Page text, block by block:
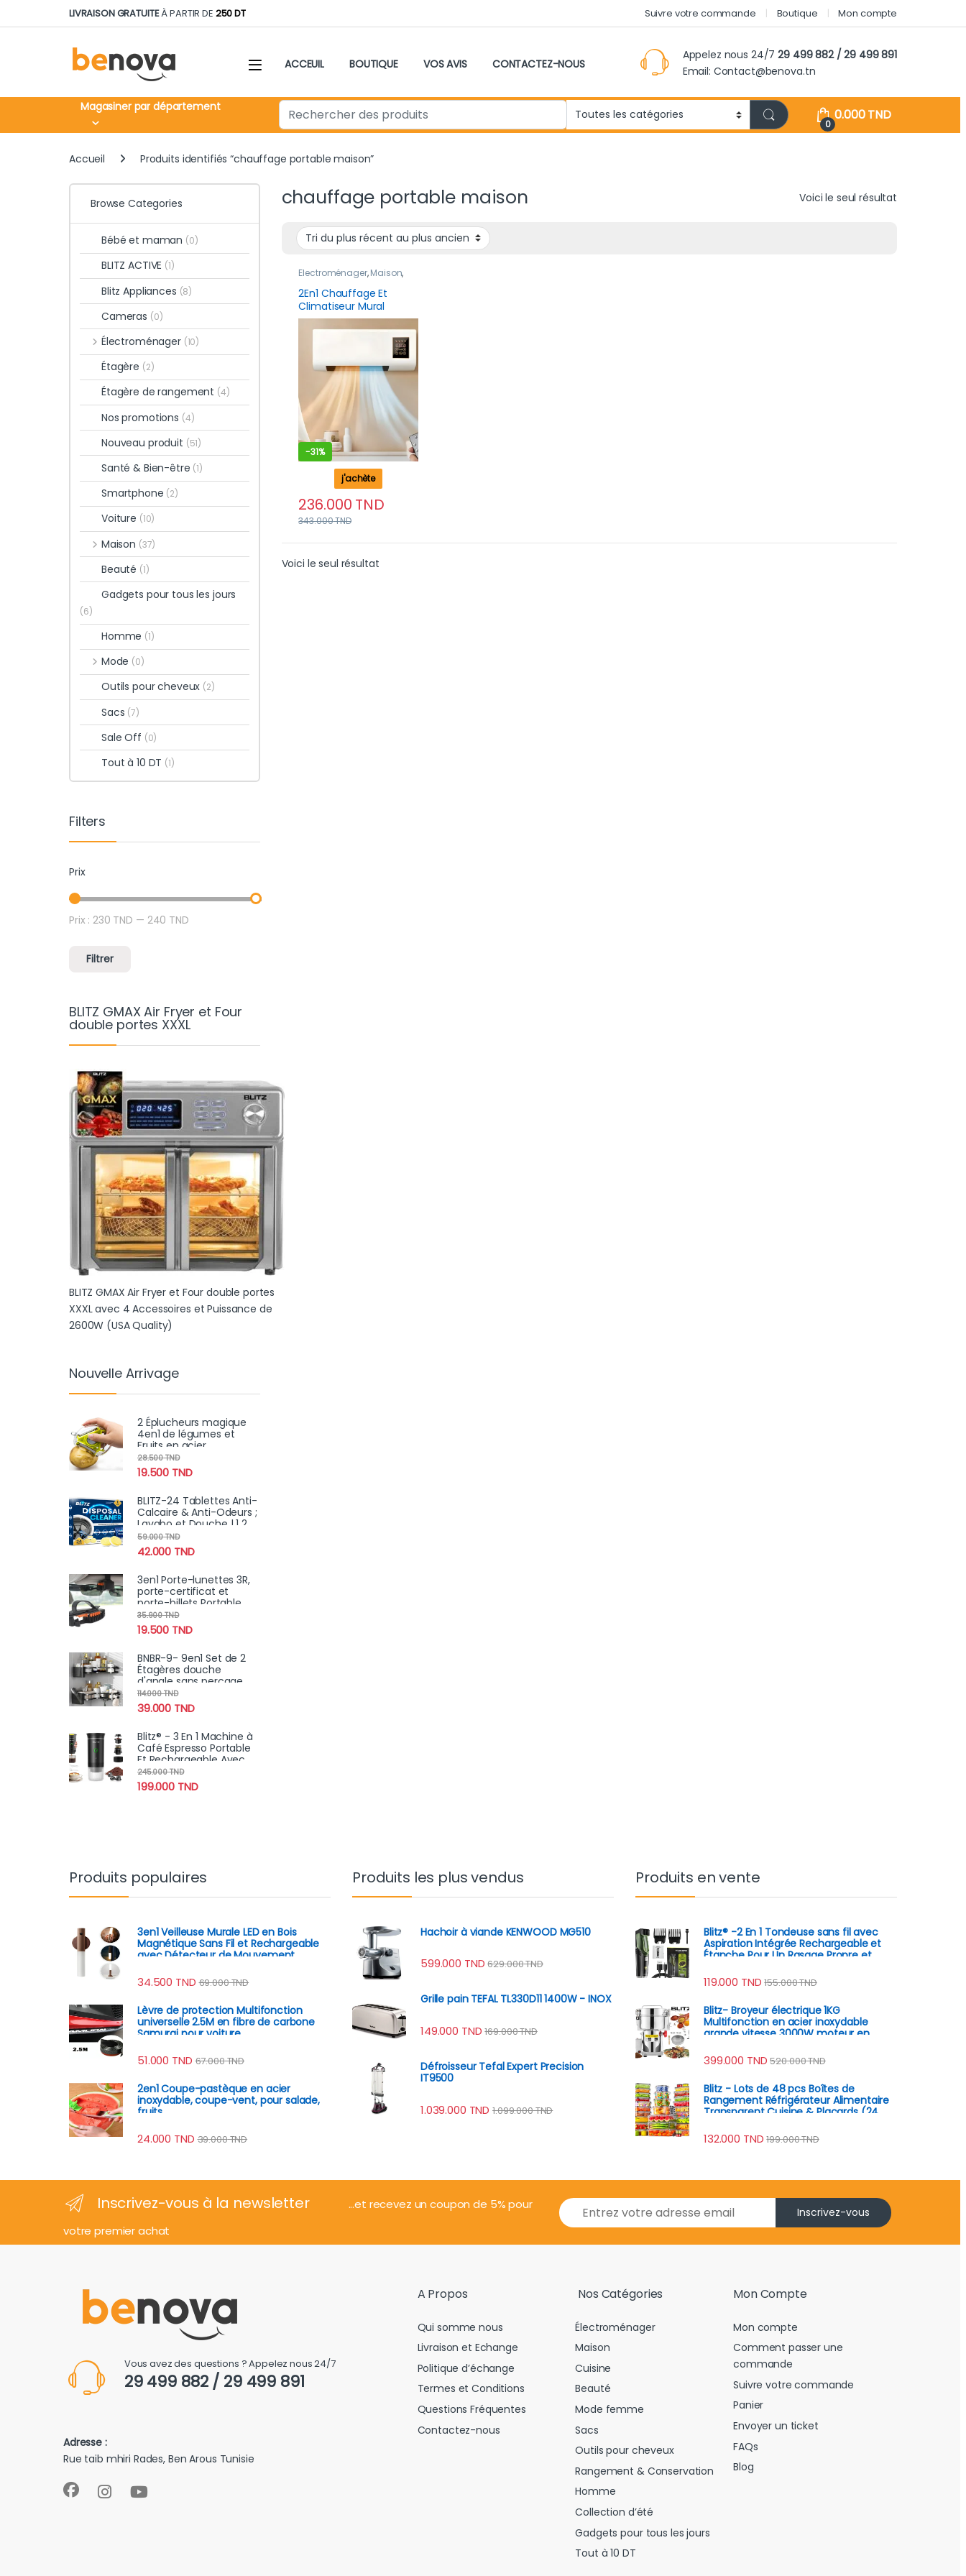
Skip to navigation
Skip to contentLIVRAISON GRATUITEÀ PARTIR DE 250 DT Suivre votre commande Boutique Mon compte
ACCEUIL BOUTIQUE VOS AVIS CONTACTEZ-NOUS
Appelez nous 24/729 499 882 / 29 499 891
Email: Contact@benova.tn
Magasiner par département Search for:
0
0.000TND
Accueil Produits identifiés “chauffage portable maison”
chauffage portable maison Voici le seul résultat
Électroménager,Maison,
Nouveau produit
2En1 Chauffage Et
Climatiseur Mural
Portable Intelligent
Avec Télécommande
Et Ecran tactile 2000W
-31%
236.000 TND
343.000TND
j'achète
Voici le seul résultat
Browse Categories
Bébé et maman (0)
BLITZ ACTIVE (1)
Blitz Appliances (8)
Cameras (0)
Électroménager (10)
Étagère (2)
Étagère de rangement (4)
Nos promotions (4)
Nouveau produit (51)
Santé & Bien-être (1)
Smartphone (2)
Voiture (10)
Maison (37)
Beauté (1)
Gadgets pour tous les jours
(6)
Homme (1)
Mode (0)
Outils pour cheveux (2)
Sacs (7)
Sale Off (0)
Tout à 10 DT (1)
Filters
Prix
Prix min
Prix max
Filtrer
Prix : 230 TND — 240 TND
BLITZ GMAX Air Fryer et Four
double portes XXXL
BLITZ GMAX Air Fryer et Four double portes
XXXL avec 4 Accessoires et Puissance de
2600W (USA Quality)
Nouvelle Arrivage
2 Éplucheurs magique
4en1 de légumes et
Fruits en acier
inoxydable
19.500 TND
28.500TND
BLITZ-24 Tablettes Anti-
Calcaire & Anti-Odeurs ;
Lavabo et Douche | 1 2
Mois
42.000 TND
59.000TND
3en1 Porte-lunettes 3R,
porte-certificat et
porte-billets Portable
pour voiture
19.500 TND
35.900TND
BNBR-9- 9en1 Set de 2
Étagères douche
d'angle sans perçage
INOX rangement salle
de bain
39.000 TND
114.000TND
Blitz® - 3 En 1 Machine à
Café Espresso Portable
Et Rechargeable Avec
Chauffage Intégré
199.000 TND
245.000TND
Produits populaires
3en1 Veilleuse Murale LED en Bois
Magnétique Sans Fil et Rechargeable
avec Détecteur de Mouvement
34.500 TND 69.000TND
Lèvre de protection Multifonction
universelle 2.5M en fibre de carbone
Samurai pour voiture
51.000 TND 67.000TND
2en1 Coupe-pastèque en acier
inoxydable, coupe-vent, pour salade,
fruits
24.000 TND 39.000TND
Produits les plus vendus
Hachoir à viande KENWOOD MG510
599.000 TND 629.000TND
Grille pain TEFAL TL330D11 1400W - INOX
149.000 TND 169.000TND
Défroisseur Tefal Expert Precision
IT9500
1.039.000 TND 1.099.000TND
Produits en vente
Blitz® -2 En 1 Tondeuse sans fil avec
Aspiration Intégrée Rechargeable et
Étanche Pour Un Rasage Propre et
119.000 TND 155.000TND
Blitz- Broyeur électrique 1KG
Multifonction en acier inoxydable
grande vitesse 3000W moteur en
399.000 TND 520.000TND
Blitz - Lots de 48 pcs Boîtes de
Rangement Réfrigérateur Alimentaire
Transparent Cuisine & Placards (24
132.000 TND 199.000TND
Inscrivez-vous à la newsletter
...et recevez un coupon de 5% pour
votre premier achat
E
m
i
Inscrivez-vous
Vous avez des questions ? Appelez nous 24/7
29 499 882 / 29 499 891
Adresse :
Rue taib mhiri Rades, Ben Arous Tunisie
A Propos
Qui somme nous
Livraison et Echange
Politique d’échange
Termes et Conditions
Questions Fréquentes
Contactez-nous
Nos Catégories
Électroménager
Maison
Cuisine
Beauté
Mode femme
Sacs
Outils pour cheveux
Rangement & Conservation
Homme
Collection d’été
Gadgets pour tous les jours
Tout à 10 DT
Mon Compte
Mon compte
Comment passer une
commande
Suivre votre commande
Panier
Envoyer un ticket
FAQs
Blog